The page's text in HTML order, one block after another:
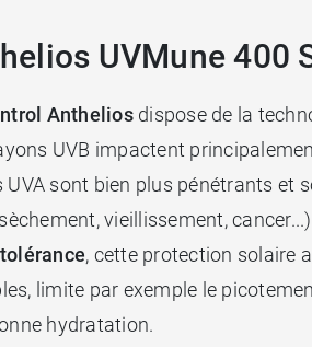
UVMune 400
Antheliosdispose de la
UVB impactent
sont bien plus pénétrants et
vieillissement,
, cette protection solaire
limite par exemple le
hydratation.